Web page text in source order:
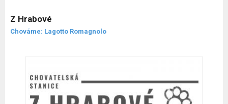
Z Hrabové
Chováme: Lagotto Romagnolo